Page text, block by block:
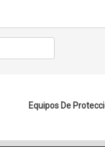
Equipos De